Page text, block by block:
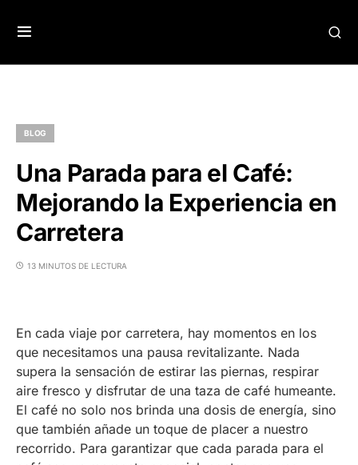
BLOG
Una Parada para el Café:
Mejorando la Experiencia en
Carretera
13 MINUTOS DE LECTURA
En cada viaje por carretera, hay momentos en los
que necesitamos una pausa revitalizante. Nada
supera la sensación de estirar las piernas, respirar
aire fresco y disfrutar de una taza de café humeante.
El café no solo nos brinda una dosis de energía, sino
que también añade un toque de placer a nuestro
recorrido. Para garantizar que cada parada para el